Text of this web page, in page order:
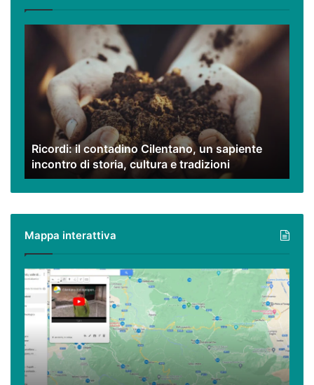
Ricordi:
Cilentano,
sapiente
incontro
storia,
cultura
e
tradizioni
Ricordi: il contadino Cilentano, un sapiente
incontro di storia, cultura e tradizioni
Mappa interattiva
Cilento,
Vallo
di
Diano
ed
Alburni
(e
dintorni)